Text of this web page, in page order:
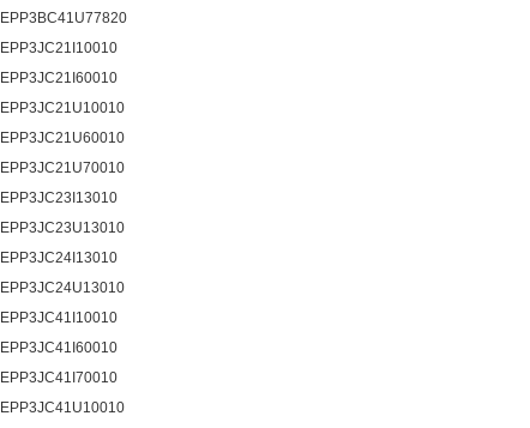
EPP3BC41U77820
EPP3JC21I10010
EPP3JC21I60010
EPP3JC21U10010
EPP3JC21U60010
EPP3JC21U70010
EPP3JC23I13010
EPP3JC23U13010
EPP3JC24I13010
EPP3JC24U13010
EPP3JC41I10010
EPP3JC41I60010
EPP3JC41I70010
EPP3JC41U10010